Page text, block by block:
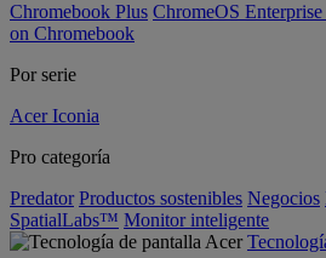
Chromebook Plus ChromeOS
on Chromebook
Por serie
Acer Iconia
Pro categoría
Predator Productos sostenibles Negocios
SpatialLabs™ Monitor inteligente